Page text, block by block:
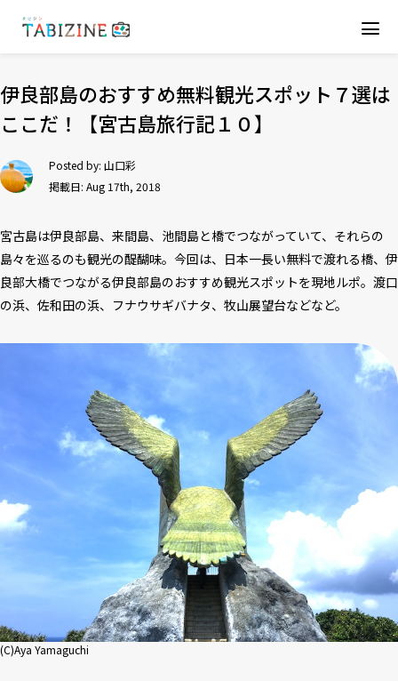
伊良部島のおすすめ無料観光スポット７選は
ここだ！【宮古島旅行記１０】
Posted by: 山口彩
掲載日: Aug 17th, 2018
宮古島は伊良部島、来間島、池間島と橋でつながっていて、それらの
島々を巡るのも観光の醍醐味。今回は、日本一長い無料で渡れる橋、伊
良部大橋でつながる伊良部島のおすすめ観光スポットを現地ルポ。渡口
の浜、佐和田の浜、フナウサギバナタ、牧山展望台などなど。
(C)Aya Yamaguchi